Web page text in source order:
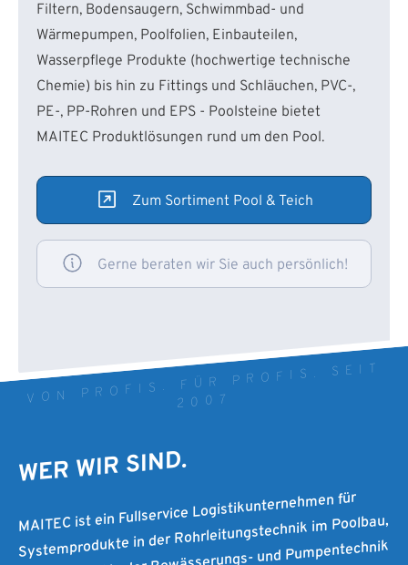
Filtern, Bodensaugern, Schwimmbad- und
Wärmepumpen, Poolfolien, Einbauteilen,
Wasserpflege Produkte (hochwertige technische
Chemie) bis hin zu Fittings und Schläuchen, PVC-,
PE-, PP-Rohren und EPS - Poolsteine bietet
MAITEC Produktlösungen rund um den Pool.
Zum Sortiment Pool & Teich
Gerne beraten wir Sie auch persönlich!
VON PROFIS. FÜR PROFIS. SEIT
2007
WER WIR SIND.
MAITEC ist ein Fullservice Logistikunternehmen für
Systemprodukte in der Rohrleitungstechnik im Poolbau,